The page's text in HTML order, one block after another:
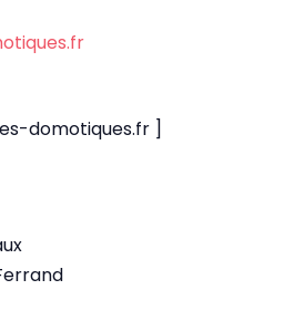
domotiques.fr ]